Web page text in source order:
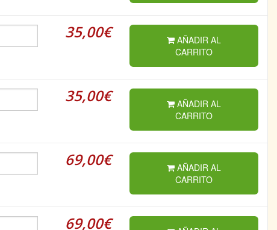
35,00€
AÑADIR AL
CARRITO
35,00€
AÑADIR AL
CARRITO
69,00€
AÑADIR AL
CARRITO
69,00€